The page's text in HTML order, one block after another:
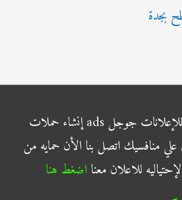
بجدة
شركة الناجي للإعلانات جوجل ads إنشاء حملات
علي منافسيك اتصل بنا الأن حمايه من
للاعلان معنا اضغط هنا